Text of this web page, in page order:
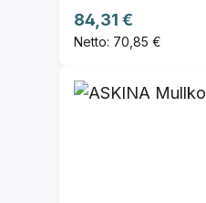
Regulärer Preis:
84,31 €
Netto: 70,85 €